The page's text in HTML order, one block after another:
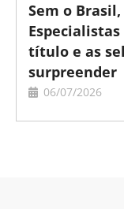
Sem o
título e as
surpreender
06/07/2026